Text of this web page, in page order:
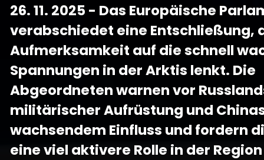
26. 11. 2025 - Das Europäische
verabschiedet eine Entschließung,
Aufmerksamkeit auf die schnell
Spannungen in der Arktis lenkt. Die
Abgeordneten warnen vor
militärischer Aufrüstung und
wachsendem Einfluss und fordern
eine viel aktivere Rolle in der